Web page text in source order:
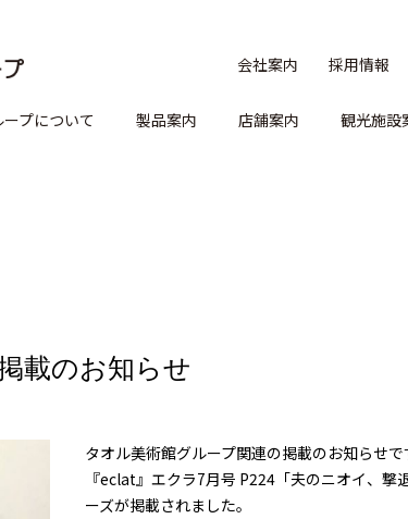
会社案内 採用情報
プについて 製品案内 店舗案内 観光施設
載のお知らせ
タオル美術館グループ関連の掲載のお知らせで
『eclat』エクラ7月号 P224「夫のニオイ、
ーズが掲載されました。